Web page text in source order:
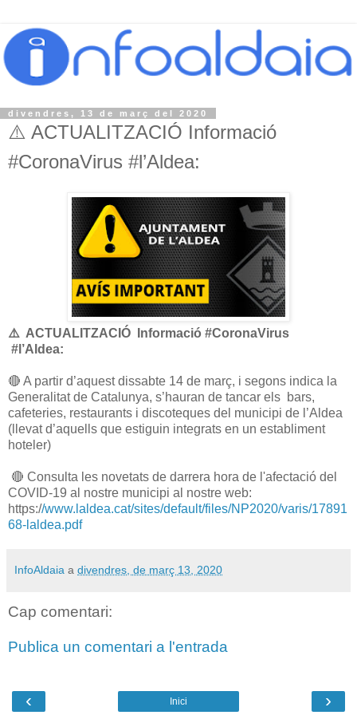
divendres, 13 de març del 2020
⚠️ ACTUALITZACIÓ Informació
#CoronaVirus #l’Aldea:
⚠️ ACTUALITZACIÓ Informació #CoronaVirus
#l’Aldea:
🔴 A partir d’aquest dissabte 14 de març, i segons indica la
Generalitat de Catalunya, s’hauran de tancar els bars,
cafeteries, restaurants i discoteques del municipi de l’Aldea
(llevat d’aquells que estiguin integrats en un establiment
hoteler)
🔴 Consulta les novetats de darrera hora de l'afectació del
COVID-19 al nostre municipi al nostre web:
https://www.laldea.cat/sites/default/files/NP2020/varis/17891
68-laldea.pdf
InfoAldaia a divendres, de març 13, 2020
Cap comentari:
Publica un comentari a l'entrada
‹ ›
Inici